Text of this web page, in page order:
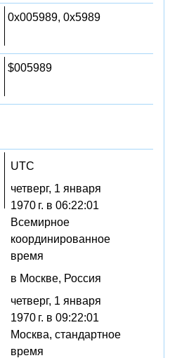
0x005989, 0x5989
$005989
UTC
четверг, 1 января
1970 г. в 06:22:01
Всемирное
координированное
время
в Москве, Россия
четверг, 1 января
1970 г. в 09:22:01
Москва, стандартное
время